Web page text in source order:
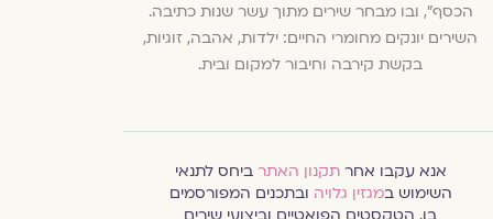
הכסף", ובו מבחר שירים מתוך עשר שנות כתיבה.
השירים יונקים מחומרי החיים: ילדות, אהבה, זוגיות,
בקשת קירבה וחיבור למקום ובית.
אנא עקבו אחרתקנון האתר ביחס לתנאי
השימוש במגזין גלויה ובתכנים המפורסמים
בו. הטקסטים הפואטיים וביצועי שירים